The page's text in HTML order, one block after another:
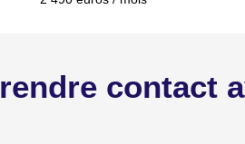
contact